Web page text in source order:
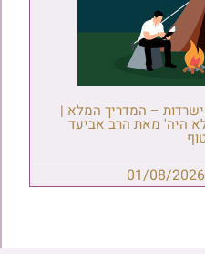
– המדריך המלא |
היה' מאת הרב אביעד
01/08/2026